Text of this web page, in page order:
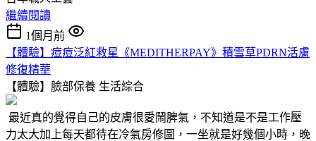
繼續閱讀
1個月前
【體驗】痘痘泛紅救星《MEDITHERPAY》積雪草PDRN活膚
修復精華
【體驗】臉部保養 生活綜合
最近真的覺得自己的皮膚很愛鬧脾氣，不知道是不是工作壓
力太大加上每天都待在冷氣房修圖，一坐就是好幾個小時，晚